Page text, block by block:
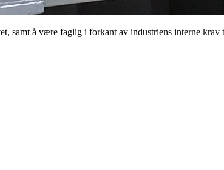
samt å være faglig i forkant av industriens interne